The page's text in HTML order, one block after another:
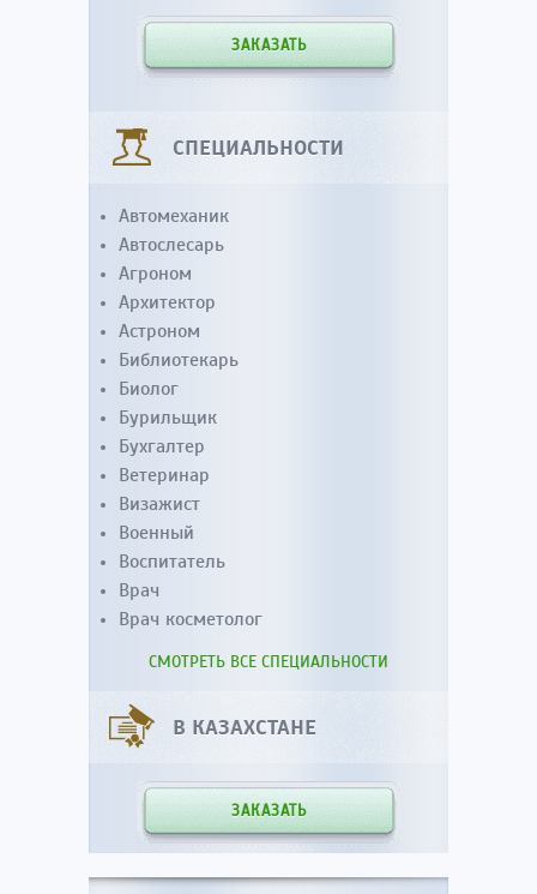
ЗАКАЗАТЬ
СПЕЦИАЛЬНОСТИ
Автомеханик
Автослесарь
Агроном
Архитектор
Астроном
Библиотекарь
Биолог
Бурильщик
Бухгалтер
Ветеринар
Визажист
Военный
Воспитатель
Врач
Врач косметолог
СМОТРЕТЬ ВСЕ СПЕЦИАЛЬНОСТИ
В КАЗАХСТАНЕ
ЗАКАЗАТЬ